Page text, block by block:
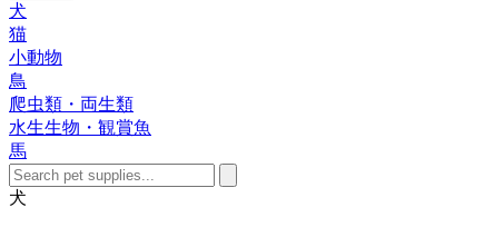
犬
猫
小動物
鳥
爬虫類・両生類
水生生物・観賞魚
馬
犬